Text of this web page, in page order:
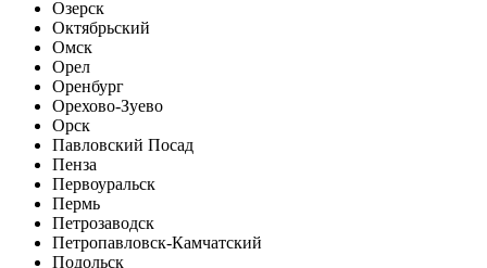
Озерск
Октябрьский
Омск
Орел
Оренбург
Орехово-Зуево
Орск
Павловский Посад
Пенза
Первоуральск
Пермь
Петрозаводск
Петропавловск-Камчатский
Подольск